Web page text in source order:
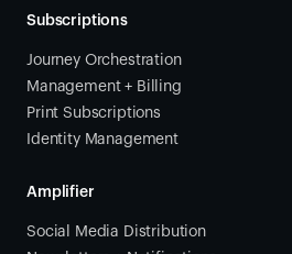
Subscriptions
Journey Orchestration
Management + Billing
Print Subscriptions
Identity Management
Amplifier
Social Media Distribution